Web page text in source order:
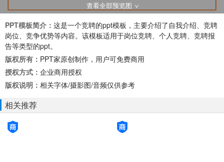
查看全部预览图
PPT模板简介： 这是一个竞聘的ppt模板，主要介绍了自我介绍、竞聘
岗位、竞争优势等内容。该模板适用于岗位竞聘、个人竞聘、竞聘报
告等类型的ppt。
版权所有： PPT家原创制作，用户可免费商用
授权方式： 企业商用授权
版权说明： 相关字体/摄影图/音频仅供参考
相关推荐